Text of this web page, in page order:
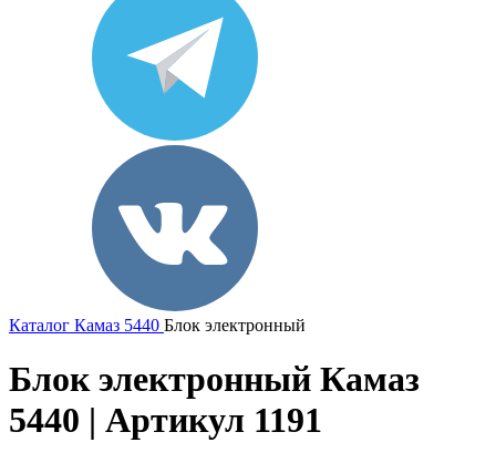
Каталог Камаз 5440 Блок электронный
Блок электронный Камаз
5440 | Артикул 1191